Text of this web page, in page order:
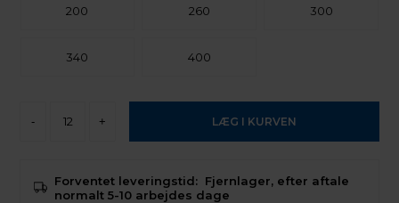
200 260 300
340 400
- +
Forventet leveringstid: Fjernlager, efter aftale
normalt 5-10 arbejdes dage